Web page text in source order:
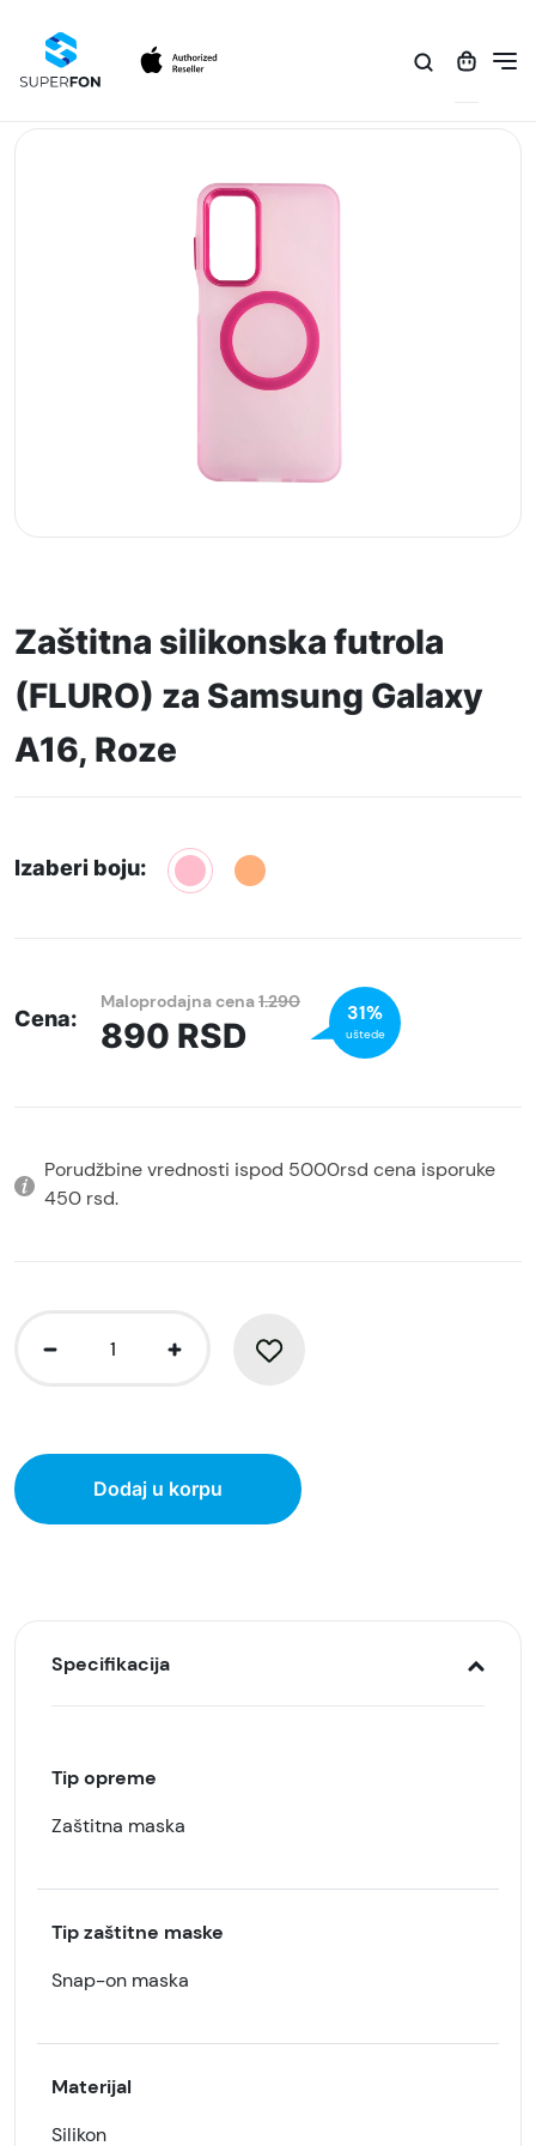
Zaštitna silikonska futrola
(FLURO) za Samsung Galaxy
A16, Roze
Izaberi boju:
Cena:
Maloprodajna cena1.290
890 RSD
31%
uštede
Porudžbine vrednosti ispod 5000rsd cena isporuke
450 rsd.
Dodaj u korpu
Specifikacija
Tip opreme
Zaštitna maska
Tip zaštitne maske
Snap-on maska
Materijal
Silikon